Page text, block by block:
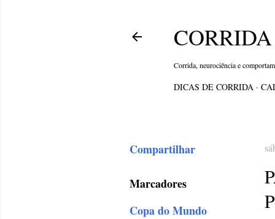
Corrida, neurociência e
DICAS DE CORRIDA
Compartilhar
Marcadores
Copa do Mundo